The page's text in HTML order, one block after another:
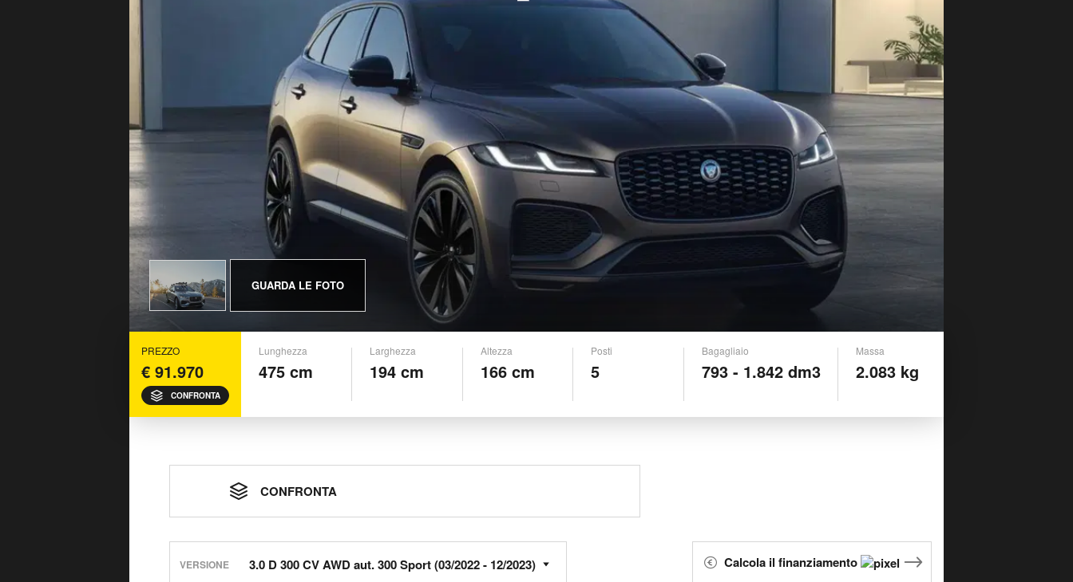
GUARDA LE FOTO
PREZZO
€ 91.970
CONFRONTA
Lunghezza
475 cm
Larghezza
194 cm
Altezza
166 cm
Posti
5
Bagagliaio
793 - 1.842 dm3
Massa
2.083 kg
CONFRONTA
VERSIONE Calcola il finanziamento